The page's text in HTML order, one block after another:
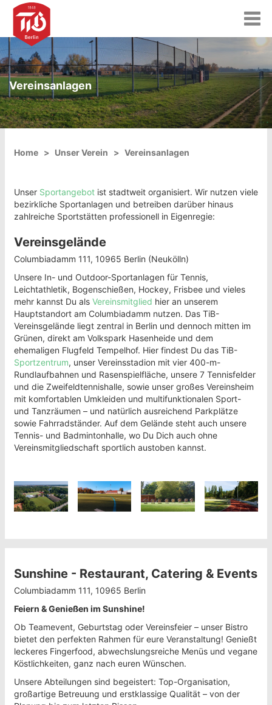
T
o
g
e
n
a
v
i
o
n
Vereinsanlagen
Home Unser Verein Vereinsanlagen
Unser Sportangebot ist stadtweit organisiert. Wir nutzen viele
bezirkliche Sportanlagen und betreiben darüber hinaus
zahlreiche Sportstätten professionell in Eigenregie:
Vereinsgelände
Columbiadamm 111, 10965 Berlin (Neukölln)
Unsere In- und Outdoor-Sportanlagen für Tennis,
Leichtathletik, Bogenschießen, Hockey, Frisbee und vieles
mehr kannst Du als Vereinsmitglied hier an unserem
Hauptstandort am Columbiadamm nutzen. Das TiB-
Vereinsgelände liegt zentral in Berlin und dennoch mitten im
Grünen, direkt am Volkspark Hasenheide und dem
ehemaligen Flugfeld Tempelhof. Hier findest Du das TiB-
Sportzentrum, unser Vereinsstadion mit vier 400-m-
Rundlaufbahnen und Rasenspielfläche, unsere 7 Tennisfelder
und die Zweifeldtennishalle, sowie unser großes Vereinsheim
mit komfortablen Umkleiden und multifunktionalen Sport-
und Tanzräumen – und natürlich ausreichend Parkplätze
sowie Fahrradständer. Auf dem Gelände steht auch unsere
Tennis- und Badmintonhalle, wo Du Dich auch ohne
Vereinsmitgliedschaft sportlich austoben kannst.
Sunshine - Restaurant, Catering & Events
Columbiadamm 111, 10965 Berlin
Feiern & Genießen im Sunshine!
Ob Teamevent, Geburtstag oder Vereinsfeier – unser Bistro
bietet den perfekten Rahmen für eure Veranstaltung! Genießt
leckeres Fingerfood, abwechslungsreiche Menüs und vegane
Köstlichkeiten, ganz nach euren Wünschen.
Unsere Abteilungen sind begeistert: Top-Organisation,
großartige Betreuung und erstklassige Qualität – von der